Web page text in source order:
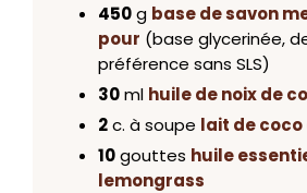
450g base de savon
pour (base glycerinée,
préférence sans SLS)
30ml huile de noix de
2c. à soupe lait de
10gouttes huile
lemongrass